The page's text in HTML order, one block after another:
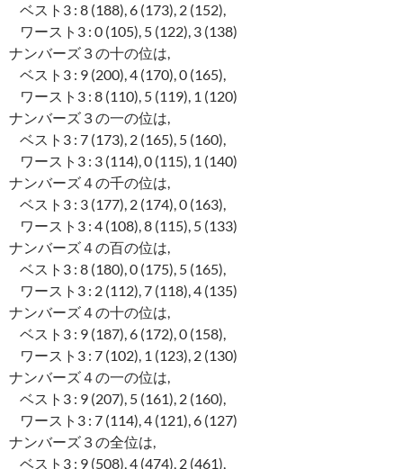
ベスト3 : 8 (188), 6 (173), 2 (152),
ワースト3 : 0 (105), 5 (122), 3 (138)
ナンバーズ３の十の位は,
ベスト3 : 9 (200), 4 (170), 0 (165),
ワースト3 : 8 (110), 5 (119), 1 (120)
ナンバーズ３の一の位は,
ベスト3 : 7 (173), 2 (165), 5 (160),
ワースト3 : 3 (114), 0 (115), 1 (140)
ナンバーズ４の千の位は,
ベスト3 : 3 (177), 2 (174), 0 (163),
ワースト3 : 4 (108), 8 (115), 5 (133)
ナンバーズ４の百の位は,
ベスト3 : 8 (180), 0 (175), 5 (165),
ワースト3 : 2 (112), 7 (118), 4 (135)
ナンバーズ４の十の位は,
ベスト3 : 9 (187), 6 (172), 0 (158),
ワースト3 : 7 (102), 1 (123), 2 (130)
ナンバーズ４の一の位は,
ベスト3 : 9 (207), 5 (161), 2 (160),
ワースト3 : 7 (114), 4 (121), 6 (127)
ナンバーズ３の全位は,
ベスト3 : 9 (508), 4 (474), 2 (461),